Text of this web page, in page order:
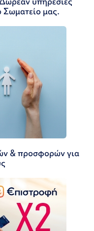
Σωματείο μας.
& προσφορών για